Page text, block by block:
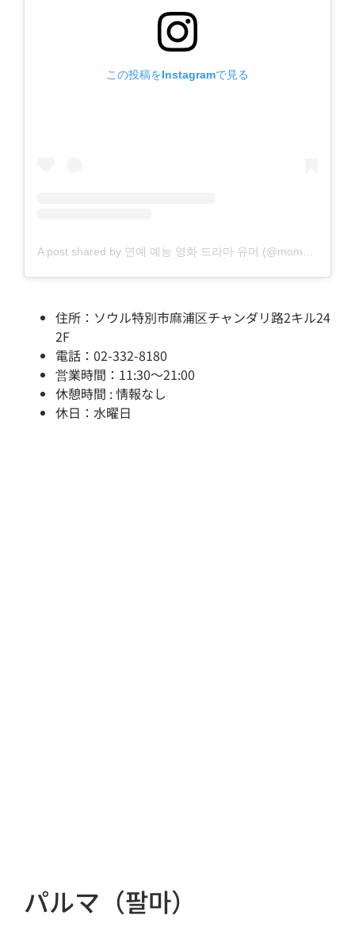
この投稿をInstagramで見る
住所：ソウル特別市麻浦区チャンダリ路2キル24
2F
電話：02-332-8180
営業時間：11:30～21:00
休憩時間 : 情報なし
休日：水曜日
パルマ（팔마）